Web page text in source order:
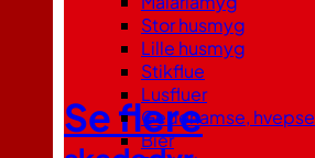
Se flere
Stor husmyg
Lille husmyg
Stikflue
Lusfluer
Gedehamse, hvepse
Bier